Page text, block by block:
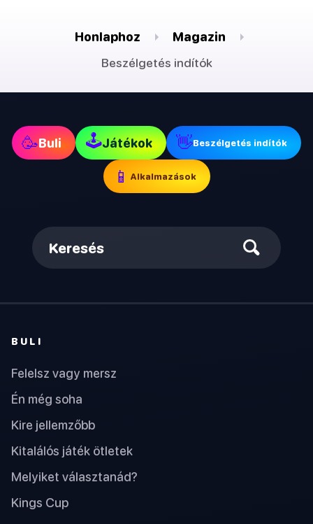
Honlaphoz
Magazin
Beszélgetés indítók
🥳Buli 🕹Játékok 👋Beszélgetés indítók
📱 Alkalmazások
Keresés
BULI
Felelsz vagy mersz
Én még soha
Kire jellemzőbb
Kitalálós játék ötletek
Melyiket választanád?
Kings Cup